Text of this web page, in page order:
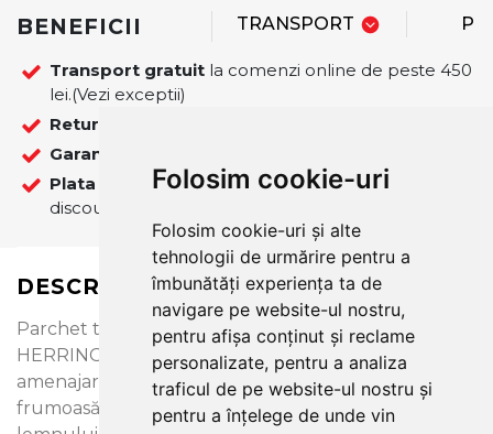
Folosim cookie-uri
Folosim cookie-uri și alte
tehnologii de urmărire pentru a
îmbunătăți experiența ta de
navigare pe website-ul nostru,
pentru afișa conținut și reclame
personalizate, pentru a analiza
traficul de pe website-ul nostru și
pentru a înțelege de unde vin
BENEFICII TRANSPORT
Transport gratuit la comenzi online de peste 450
lei.(Vezi exceptii)
Retur
Garantie
Plata La plata online cu cardul se ofera 5%
discount pentru comenzile finalizate pe site!
DESCRIERE
Parchet triplustratificat STEJAR BRIGHT
HERRINGBONE 110 potrivit pentru proiecte de
amenajare clasice. Parchet de stejar, cu o culoare
frumoasă și caracteristici variate, aspect natural ale